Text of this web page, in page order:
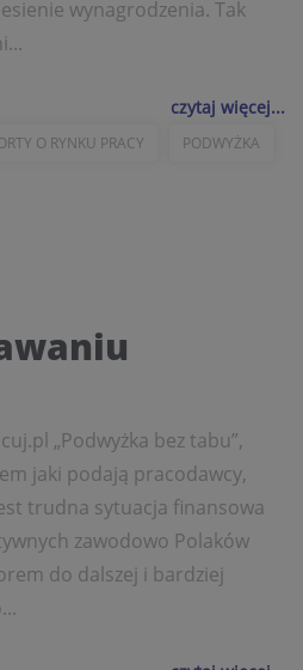
wynagrodzenia. Tak
czytaj więcej...
O RYNKU PRACY PODWYŻKA
„Podwyżka bez tabu”,
jaki podają pracodawcy,
trudna sytuacja finansowa
zawodowo Polaków
do dalszej i bardziej